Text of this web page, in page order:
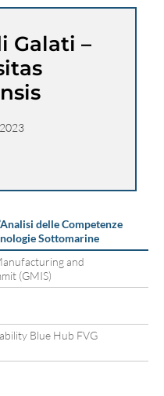
Galati –
delle Competenze
Sottomarine
and
(GMIS)
Blue Hub FVG